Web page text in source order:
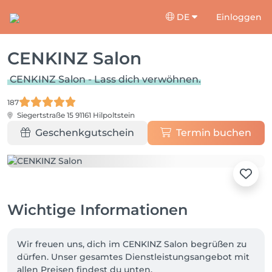
DE Einloggen
CENKINZ Salon
CENKINZ Salon - Lass dich verwöhnen.
187
Siegertstraße 15 91161 Hilpoltstein
Geschenkgutschein Termin buchen
Wichtige Informationen
Wir freuen uns, dich im CENKINZ Salon begrüßen zu
dürfen. Unser gesamtes Dienstleistungsangebot mit
allen Preisen findest du unten.